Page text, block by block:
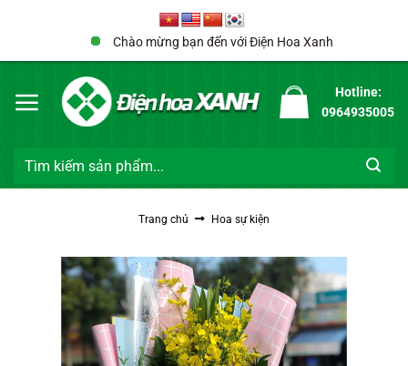
Chào mừng bạn đến với Điện Hoa Xanh
Hotline:
0964935005
Tìm
Trang chủ Hoa sự kiện